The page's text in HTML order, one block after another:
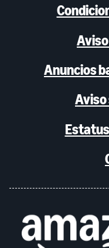
Anuncios